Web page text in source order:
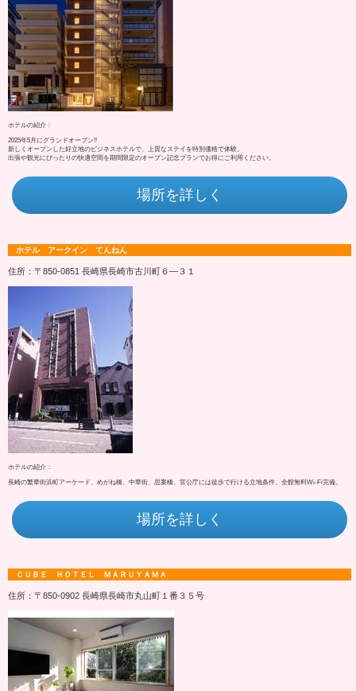
ホテルの紹介：
2025年5月にグランドオープン!!
新しくオープンした好立地のビジネスホテルで、上質なステイを特別価格で体験。
出張や観光にぴったりの快適空間を期間限定のオープン記念プランでお得にご利用ください。
場所を詳しく
ホテル アークイン てんねん
住所：〒850-0851 長崎県長崎市古川町６―３１
ホテルの紹介：
長崎の繁華街浜町アーケード、めがね橋、中華街、思案橋、官公庁には徒歩で行ける立地条件。全館無料Wi-Fi完備。
場所を詳しく
ＣＵＢＥ ＨＯＴＥＬ ＭＡＲＵＹＡＭＡ
住所：〒850-0902 長崎県長崎市丸山町１番３５号